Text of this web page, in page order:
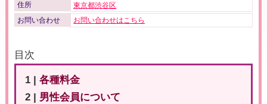
住所
東京都渋谷区
お問い合わせ
お問い合わせはこちら
目次
1 | 各種料金
2 | 男性会員について